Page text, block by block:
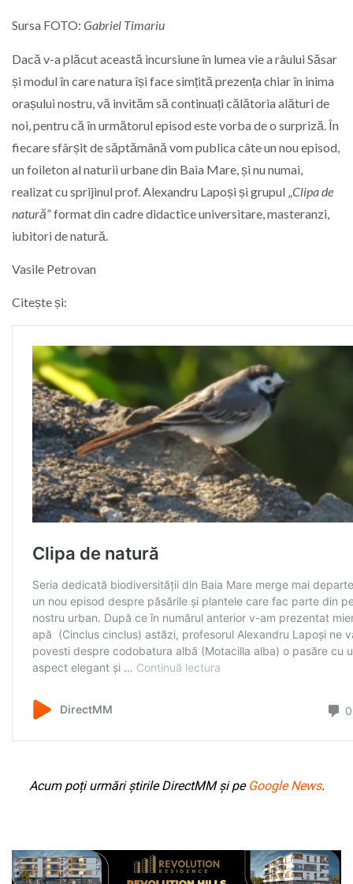
Sursa FOTO: Gabriel Timariu
Dacă v-a plăcut această incursiune în lumea vie a râului Săsar
și modul în care natura își face simțită prezența chiar în inima
orașului nostru, vă invităm să continuați călătoria alături de
noi, pentru că în următorul episod este vorba de o surpriză. În
fiecare sfârșit de săptămână vom publica câte un nou episod,
un foileton al naturii urbane din Baia Mare, și nu numai,
realizat cu sprijinul prof. Alexandru Lapoși și grupul „ Clipa de
natură” format din cadre didactice universitare, masteranzi,
iubitori de natură.
Vasile Petrovan
Citește și:
Acum poți urmări știrile DirectMM și pe Google News.